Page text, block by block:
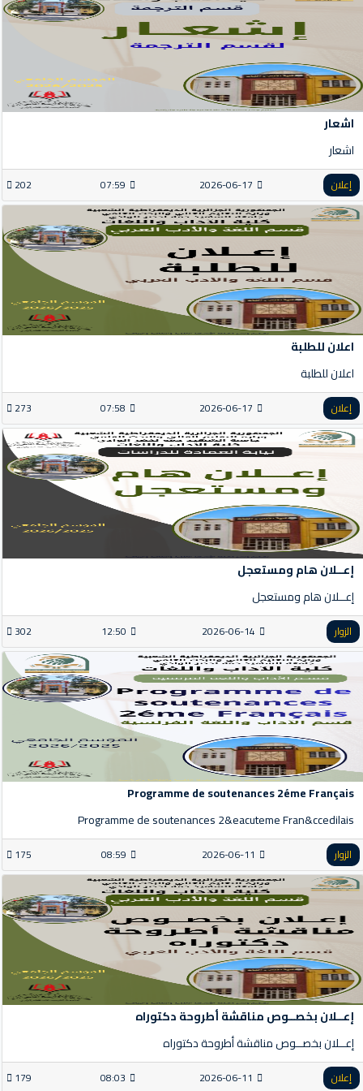
اشعار
اشعار
إعلان 2026-06-17
07:59
202
اعلان للطلبة
اعلان للطلبة
إعلان 2026-06-17
07:58
273
إعــلان هام ومستعجل
إعــلان هام ومستعجل
الزوار 2026-06-14
12:50
302
Programme de soutenances 2éme Français
Programme de soutenances 2&eacuteme Fran&ccedilais
الزوار 2026-06-11
08:59
175
إعــلان بخصــوص مناقشة أطروحة دكتوراه
إعــلان بخصــوص مناقشة أطروحة دكتوراه
إعلان 2026-06-11
08:03
179